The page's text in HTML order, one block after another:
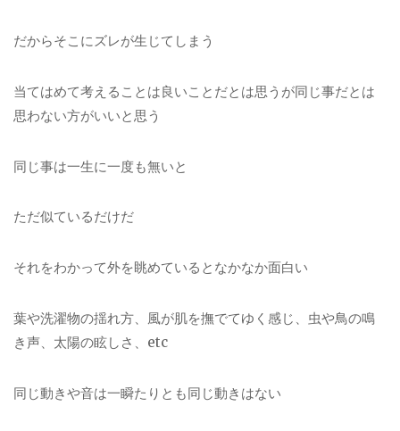
だからそこにズレが生じてしまう
当てはめて考えることは良いことだとは思うが同じ事だとは
思わない方がいいと思う
同じ事は一生に一度も無いと
ただ似ているだけだ
それをわかって外を眺めているとなかなか面白い
葉や洗濯物の揺れ方、風が肌を撫でてゆく感じ、虫や鳥の鳴
き声、太陽の眩しさ、etc
同じ動きや音は一瞬たりとも同じ動きはない